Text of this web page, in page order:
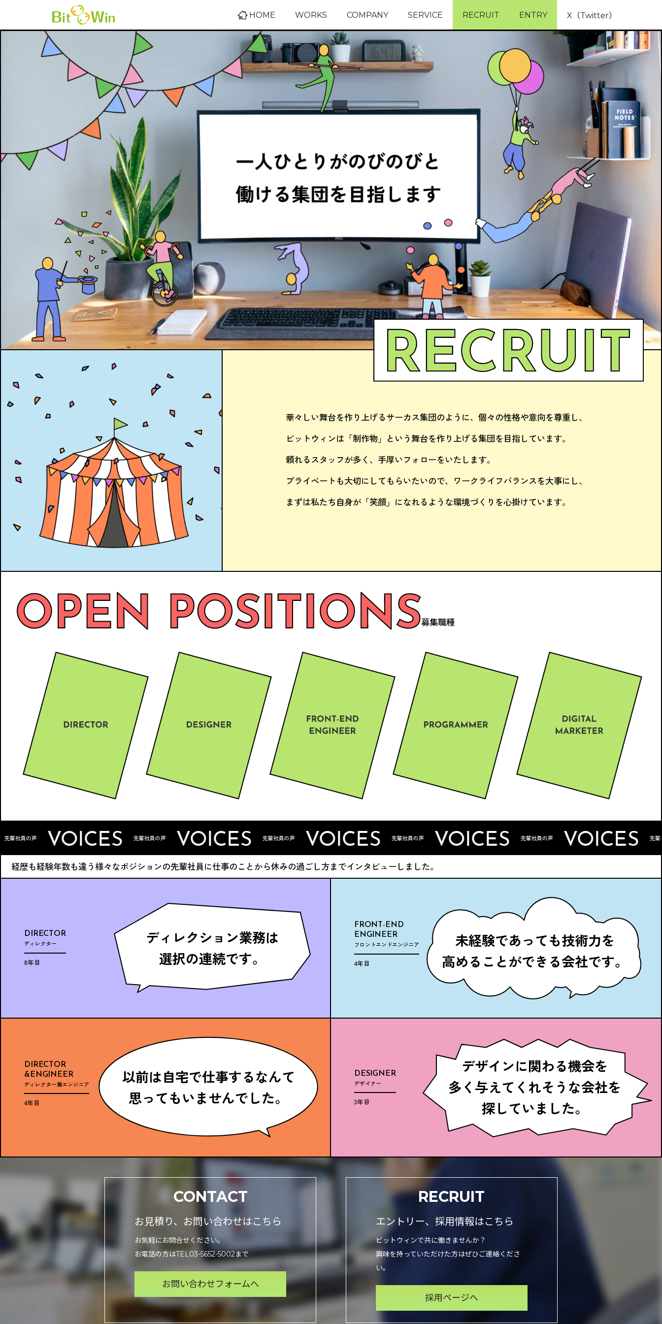
HOME WORKS COMPANY SERVICE RECRUIT ENTRY X（Twitter）
華々しい舞台を作り上げるサーカス集団のように、 個々の性格や意向を尊重し、
ビットウィンは「制作物」 という舞台を作り上げる集団を 目指しています。
頼れるスタッフが多く、 手厚いフォローをいたします。
プライベートも大切にしてもらいたいので、 ワークライフバランスを大事にし、
まずは私たち自身が「笑顔」になれるような環境づくりを心掛けています。
募集職種
先輩社員の声 VOICES 先輩社員の声 VOICES 先輩社員の声 VOICES 先輩社員の声 VOICES 先輩社員の声
経歴も経験年数も違う様々なポジションの先輩社員に仕事のことから休みの過ごし方までインタビューしました。
DIRECTOR
ディレクター
8年目
ディレクション業務は
選択の連続です。
FRONT-END
ENGINEER
フロントエンドエンジニア
4年目
未経験であっても技術力を
高めることができる会社です。
DIRECTOR
& ENGINEER
ディレクター兼エンジニア
4年目
以前は自宅で仕事するなんて
思ってもいませんでした。
DESIGNER
デザイナー
3年目
デザインに関わる機会を
多く与えてくれそうな会社を
探していました。
CONTACT
お見積り、お問い合わせはこちら
お気軽にお問合せください。
お電話の方はTEL03-5652-5002まで
お問い合わせフォームへ
RECRUIT
エントリー、採用情報はこちら
ビットウィンで共に働きませんか？
興味を持っていただけた方はぜひご連絡くださ
い。
採用ページへ